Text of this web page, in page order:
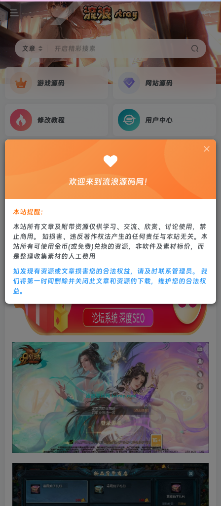
文章 开启精彩搜索
游戏源码 网站源码
修改教程 用户中心
1655互通魔域+2025整理Win系服务端+安卓+GM
工具+架设教程
8个月前更新
0 565 16
欢迎来到流浪源码网！
本站提醒：
本站所有文章及附带资源仅供学习、交流、欣赏、讨论使用，禁
止商用。 如损害、违反著作权法产生的任何责任与本站无关。本
站所有可使用金币(或免费)兑换的资源，非软件及素材标价，而
是整理收集素材的人工费用
如发现有资源或文章损害您的合法权益，请及时联系管理员。 我
们将第一时间删除并关闭此文章和资源的下载，维护您的合法权
益。